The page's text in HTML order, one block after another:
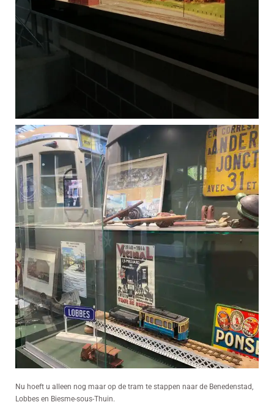
Nu hoeft u alleen nog maar op de tram te stappen naar de Benedenstad,
Lobbes en Biesme-sous-Thuin.